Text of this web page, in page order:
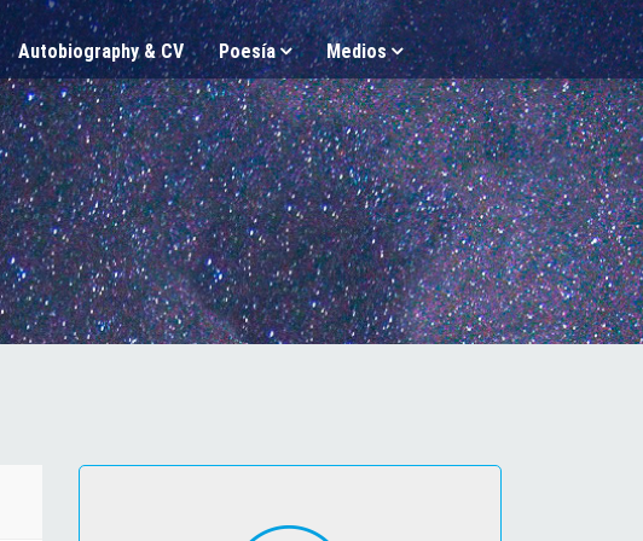
Autobiography & CV Poesía Medios